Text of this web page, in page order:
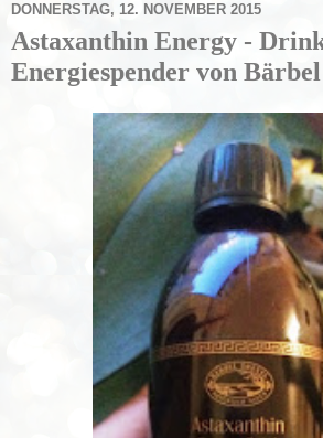
DONNERSTAG, 12. NOVEMBER 2015
Astaxanthin Energy -
Energiespender von